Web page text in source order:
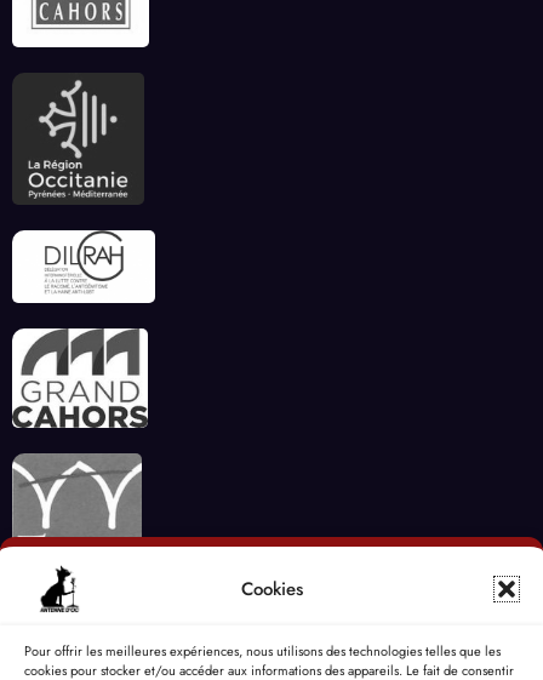
Cookies
Pour offrir les meilleures expériences, nous utilisons des technologies telles que les
cookies pour stocker et/ou accéder aux informations des appareils. Le fait de consentir